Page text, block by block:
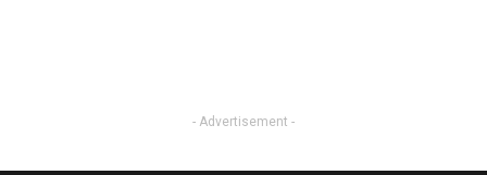
- Advertisement -